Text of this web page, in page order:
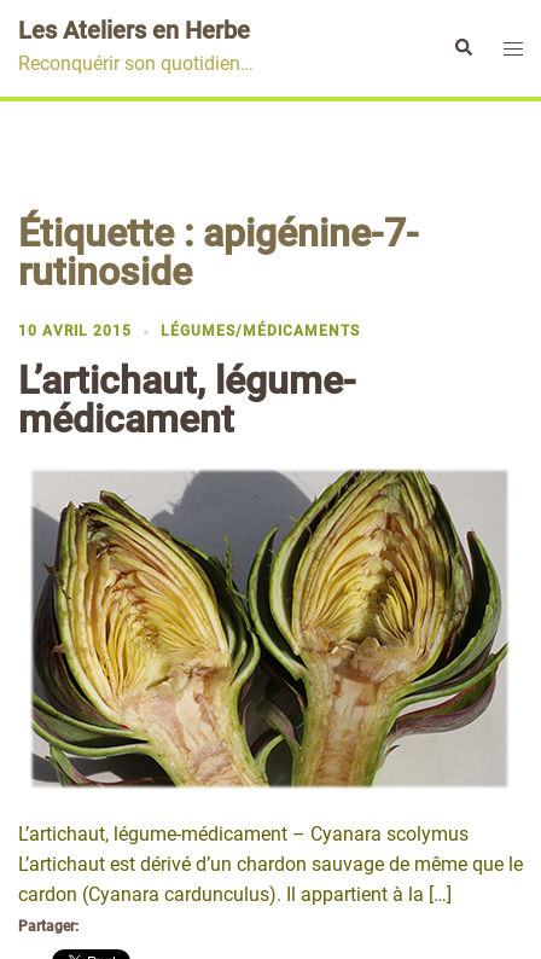
au
contenu
Les Ateliers en Herbe
Reconquérir son quotidien…
Rechercher
Étiquette : apigénine-7-
rutinoside
10 AVRIL 2015 LÉGUMES/MÉDICAMENTS
L’artichaut, légume-
médicament
L’artichaut, légume-médicament – Cyanara scolymus
L’artichaut est dérivé d’un chardon sauvage de même que le
cardon (Cyanara cardunculus). Il appartient à la […]
Partager: